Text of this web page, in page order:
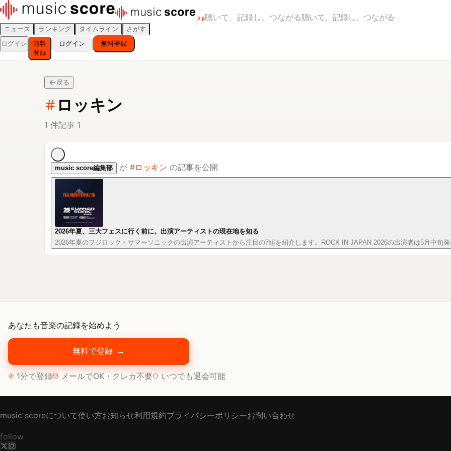
β β聴いて、記録し、つながる聴いて、記録し、つながる
ニュース ランキング タイムライン
さがす
ログイン
無料
登録
ログイン 無料登録
戻る
ロッキン
1 件記事 1
music score編集部 が #ロッキン の記事を公開
2026年夏、三大フェスに行く前に。出演アーティストの現在地を知る
2026年夏のフジロック・サマーソニックの出演アーティストから注目の7組を紹介します。ROCK IN JAPAN 2026の出演者は5月中旬発
あなたも音楽の記録を始めよう
無料で登録 →
1分で登録 メールでOK・クレカ不要 いつでも退会可能
music scoreについて使い方お知らせ利用規約プライバシーポリシーお問い合わせ
follow